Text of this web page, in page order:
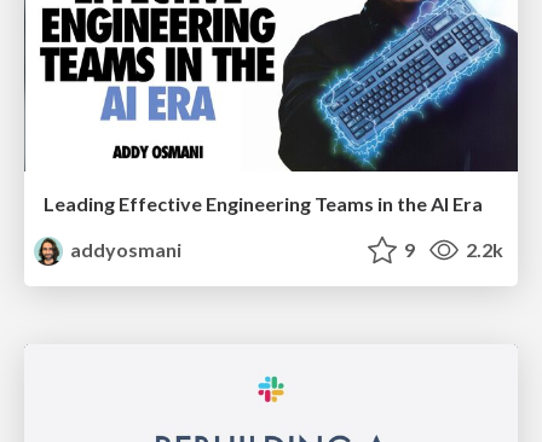
Leading Effective Engineering Teams in the AI Era
addyosmani
9 2.2k